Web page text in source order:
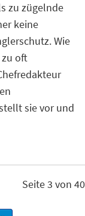
zu zügelnde
keine
Wie
oft
sie vor und
Seite 3 von 40